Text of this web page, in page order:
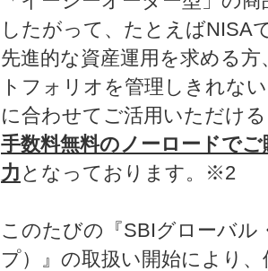
したがって、たとえばNISA
先進的な資産運用を求める
トフォリオを管理しきれな
に合わせてご活用いただけ
手数料無料のノーロードで
力 となっております。※2
このたびの『SBIグローバル
プ）』の取扱い開始により